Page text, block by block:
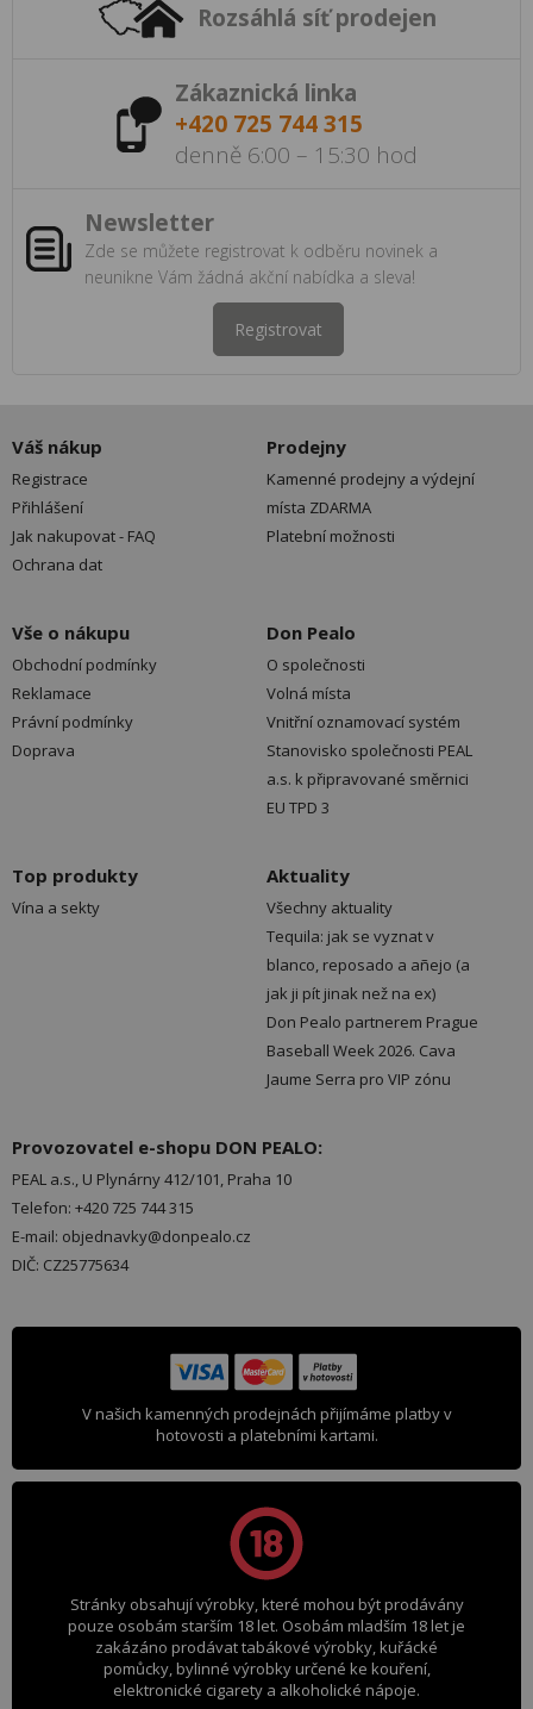
Rozsáhlá síť prodejen
Zákaznická linka
+420 725 744 315
denně 6:00 – 15:30 hod
Newsletter
Zde se můžete registrovat k odběru novinek a
neunikne Vám žádná akční nabídka a sleva!
Registrovat
Váš nákup
Registrace
Přihlášení
Jak nakupovat - FAQ
Ochrana dat
Prodejny
Kamenné prodejny a výdejní
místa ZDARMA
Platební možnosti
Vše o nákupu
Obchodní podmínky
Reklamace
Právní podmínky
Doprava
Don Pealo
O společnosti
Volná místa
Vnitřní oznamovací systém
Stanovisko společnosti PEAL
a.s. k připravované směrnici
EU TPD 3
Top produkty
Vína a sekty
Aktuality
Všechny aktuality
Tequila: jak se vyznat v
blanco, reposado a añejo (a
jak ji pít jinak než na ex)
Don Pealo partnerem Prague
Baseball Week 2026. Cava
Jaume Serra pro VIP zónu
Provozovatel e-shopu DON PEALO:
PEAL a.s., U Plynárny 412/101, Praha 10
Telefon: +420 725 744 315
E-mail: objednavky@donpealo.cz
DIČ: CZ25775634
V našich kamenných prodejnách přijímáme platby v
hotovosti a platebními kartami.
Stránky obsahují výrobky, které mohou být prodávány
pouze osobám starším 18 let. Osobám mladším 18 let je
zakázáno prodávat tabákové výrobky, kuřácké
pomůcky, bylinné výrobky určené ke kouření,
elektronické cigarety a alkoholické nápoje.